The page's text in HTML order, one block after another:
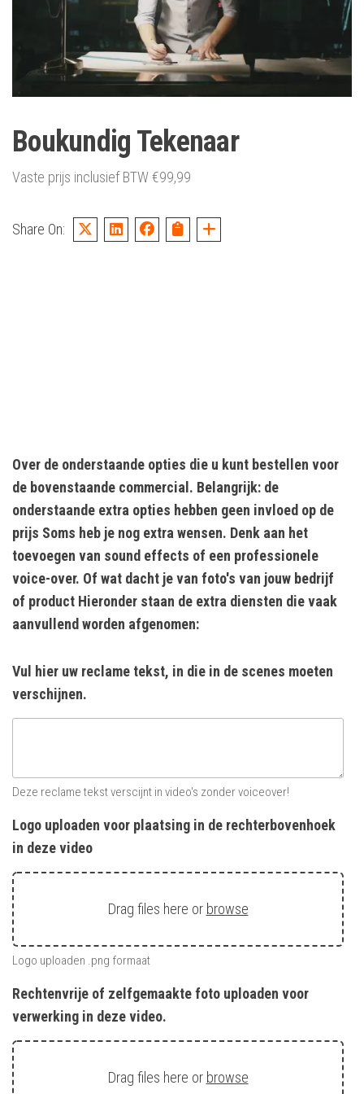
Boukundig Tekenaar
Vaste prijs inclusief BTW€99,99
Share On:
Over de onderstaande opties die u kunt bestellen voor
de bovenstaande commercial. Belangrijk: de
onderstaande extra opties hebben geen invloed op de
prijs Soms heb je nog extra wensen. Denk aan het
toevoegen van sound effects of een professionele
voice-over. Of wat dacht je van foto's van jouw bedrijf
of product Hieronder staan de extra diensten die vaak
aanvullend worden afgenomen:
Vul hier uw reclame tekst, in die in de scenes moeten
verschijnen.
Deze reclame tekst verscijnt in video's zonder voiceover!
Logo uploaden voor plaatsing in de rechterbovenhoek
in deze video
Drag files here or browse
Logo uploaden .png formaat
Rechtenvrije of zelfgemaakte foto uploaden voor
verwerking in deze video.
Drag files here or browse